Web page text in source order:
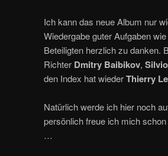
Ich kann das neue Album nur
Wiedergabe guter Aufgaben
Beteiligten herzlich zu danken.
Richter Dmitry Baibikov,
den Index hat wiederThierry
Natürlich werde ich hier noch
persönlich freue ich mich
…